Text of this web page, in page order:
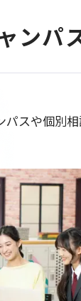
ンパ
パスや個別